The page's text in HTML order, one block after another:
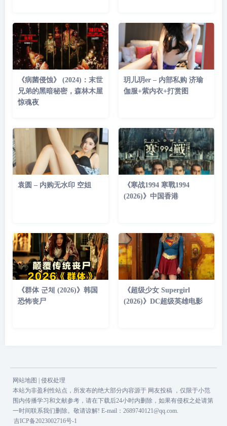
《病菌侵蚀》 (2024)：末世
兄弟的黑暗秘密，森林木屋
惊魂夜
玥儿玥er – 内部私购 济瑜
伽服+紫内衣+打赏图
袁圆 – 内购无水印 空姐
《寒战1994 寒戰1994
(2026)》中国香港
《群体 군체 (2026)》韩国
恐怖丧尸
《超级少女 Supergirl
(2026)》DC超级英雄电影
网站地图
侵权处理
本站为非盈利性站点，所发布的绝大部分内容源于 网友投稿 ，仅限于小范
围内传播学习和文献参考，请在下载后24小时内删除，如果有侵权之处请第
一时间联系我们删除。敬请谅解! E-mail：2689740121@qq.com.
吉ICP备2023002716号-1